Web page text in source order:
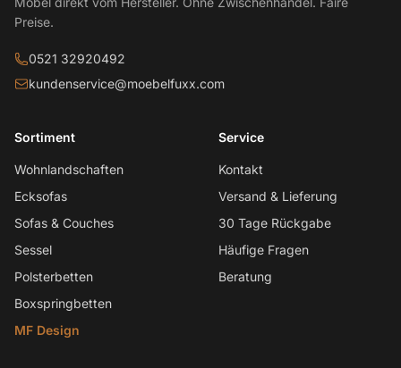
Preise.
0521 32920492
kundenservice@moebelfuxx.com
Sortiment
Wohnlandschaften
Ecksofas
Sofas & Couches
Sessel
Polsterbetten
Boxspringbetten
MF Design
Service
Kontakt
Versand & Lieferung
30 Tage Rückgabe
Häufige Fragen
Beratung